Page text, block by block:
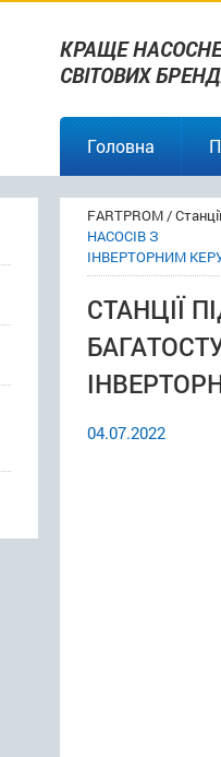
КРАЩЕ
СВІТОВИХ
Головна
FARTPROM/
НАСОСІВ З
ІНВЕРТОРНИМ
СТАНЦІЇ
04.07.2022